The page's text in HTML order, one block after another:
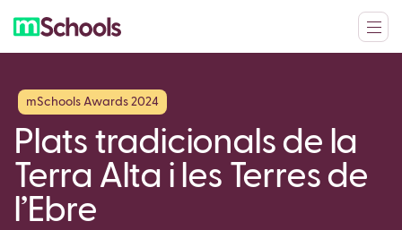
mSchools Awards 2024
Plats tradicionals de la
Terra Alta i les Terres de
l’Ebre